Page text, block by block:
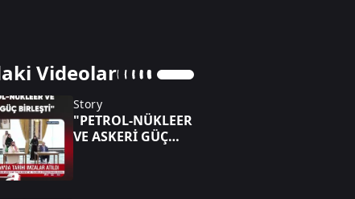
Videolar
Story
"PETROL-NÜKLEER
VE ASKERİ GÜÇ